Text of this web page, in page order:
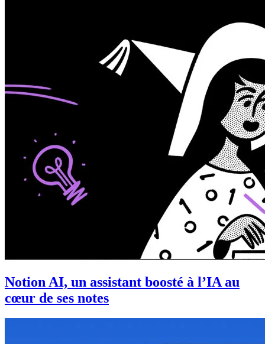
Notion AI, un assistant boosté à l’IA au
cœur de ses notes